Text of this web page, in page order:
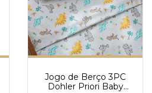
Jogo de Berço 3PC
Dohler Priori Baby